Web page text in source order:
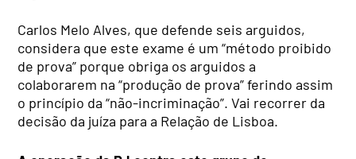
Carlos Melo Alves, que defende seis arguidos,
considera que este exame é um “método proibido
de prova” porque obriga os arguidos a
colaborarem na “produção de prova” ferindo assim
o princípio da “não-incriminação”. Vai recorrer da
decisão da juíza para a Relação de Lisboa.